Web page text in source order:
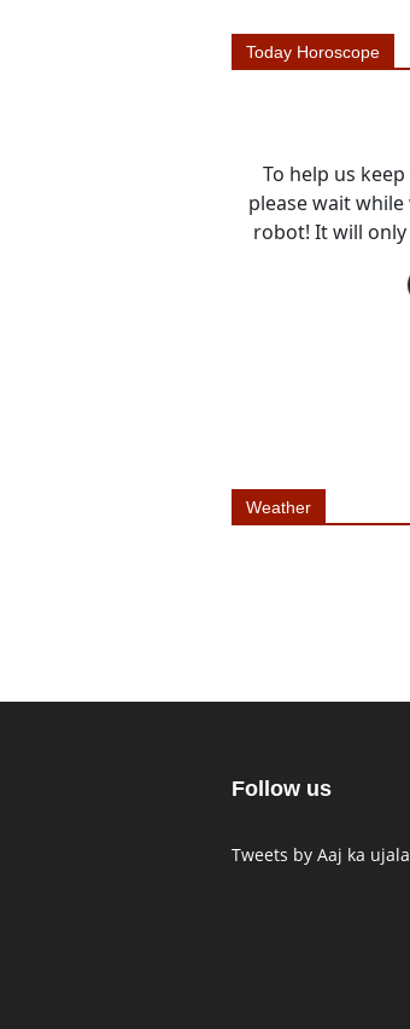
Today Horoscope
Weather
Follow us
Tweets by Aaj ka ujala